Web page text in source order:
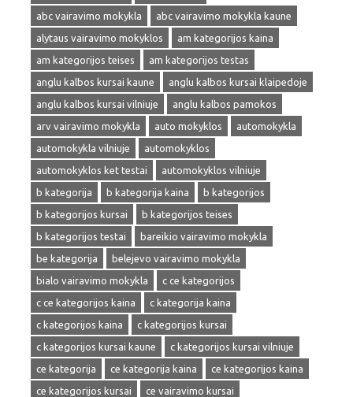
abc vairavimo mokykla
abc vairavimo mokykla kaune
alytaus vairavimo mokyklos
am kategorijos kaina
am kategorijos teises
am kategorijos testas
anglu kalbos kursai kaune
anglu kalbos kursai klaipedoje
anglu kalbos kursai vilniuje
anglu kalbos pamokos
arv vairavimo mokykla
auto mokyklos
automokykla
automokykla vilniuje
automokyklos
automokyklos ket testai
automokyklos vilniuje
b kategorija
b kategorija kaina
b kategorijos
b kategorijos kursai
b kategorijos teises
b kategorijos testai
bareikio vairavimo mokykla
be kategorija
belejevo vairavimo mokykla
bialo vairavimo mokykla
c ce kategorijos
c ce kategorijos kaina
c kategorija kaina
c kategorijos kaina
c kategorijos kursai
c kategorijos kursai kaune
c kategorijos kursai vilniuje
ce kategorija
ce kategorija kaina
ce kategorijos kaina
ce kategorijos kursai
ce vairavimo kursai